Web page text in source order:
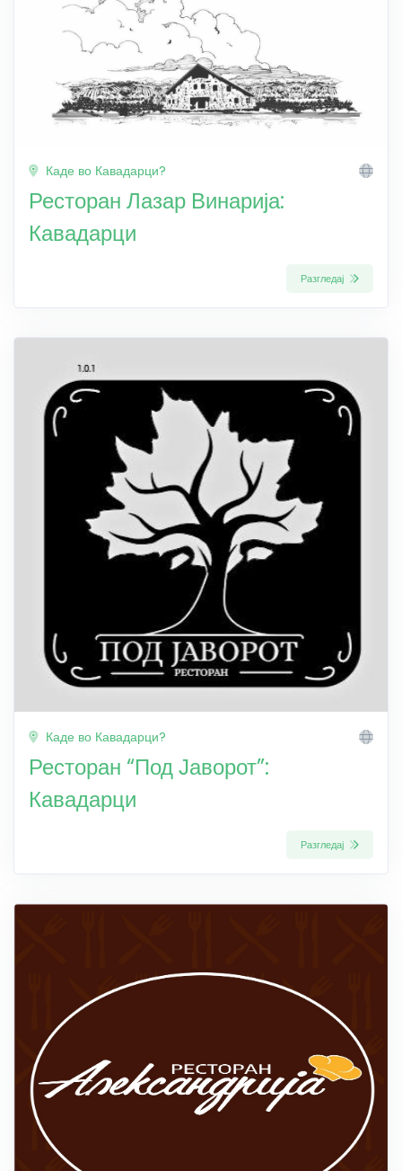
Каде во Кавадарци?
Ресторан Лазар Винарија:
Кавадарци
Разгледај
Каде во Кавадарци?
Ресторан “Под Јаворот”:
Кавадарци
Разгледај